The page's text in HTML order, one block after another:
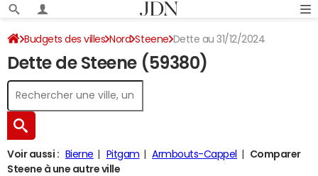
Budgets des villes Nord Steene Dette au 31/12/2024
Dette de Steene (59380)
Voir aussi : Bierne Pitgam Armbouts-Cappel
Comparer
Steene à une autre ville